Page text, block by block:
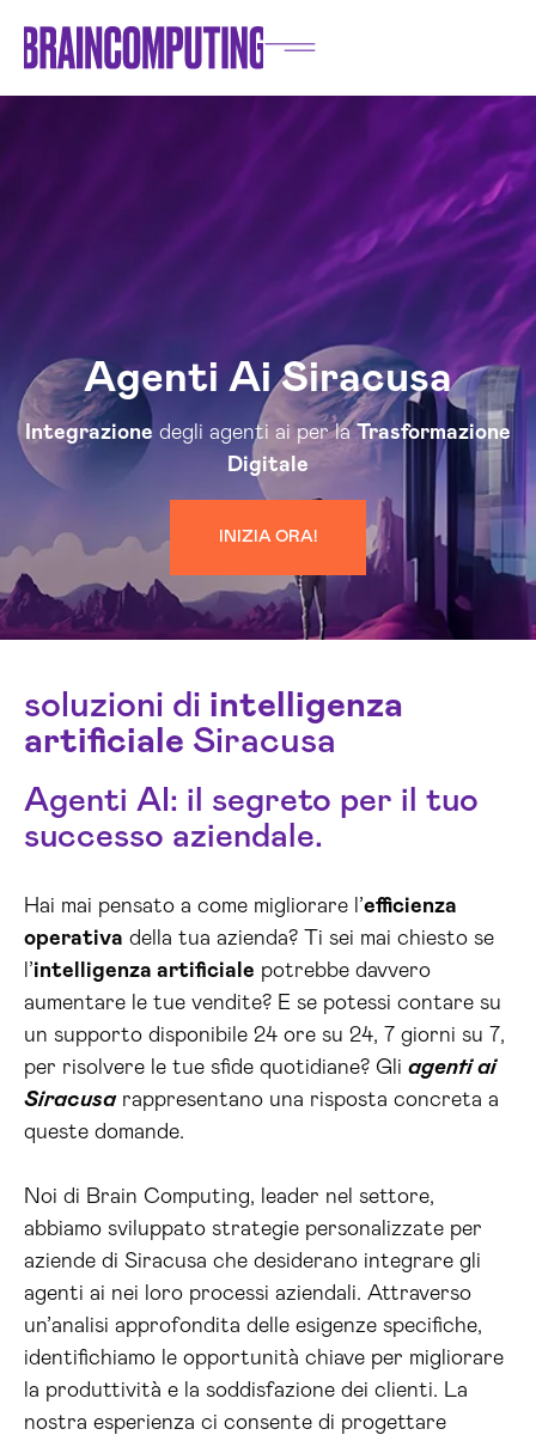
Agenti Ai Siracusa
Integrazione degli agenti ai per laTrasformazione
Digitale
INIZIA ORA!
soluzioni di intelligenza
artificiale Siracusa
Agenti AI: il segreto per il tuo
successo aziendale.
Hai mai pensato a come migliorare l’efficienza
operativa della tua azienda? Ti sei mai chiesto se
l’intelligenza artificiale potrebbe davvero
aumentare le tue vendite? E se potessi contare su
un supporto disponibile 24 ore su 24, 7 giorni su 7,
per risolvere le tue sfide quotidiane? Gli agenti ai
Siracusarappresentano una risposta concreta a
queste domande.
Noi di Brain Computing, leader nel settore,
abbiamo sviluppato strategie personalizzate per
aziende di Siracusa che desiderano integrare gli
agenti ai nei loro processi aziendali. Attraverso
un’analisi approfondita delle esigenze specifiche,
identifichiamo le opportunità chiave per migliorare
la produttività e la soddisfazione dei clienti. La
nostra esperienza ci consente di progettare